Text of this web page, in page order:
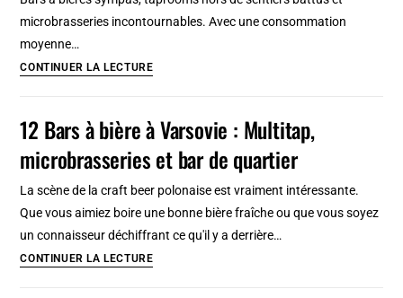
microbrasseries incontournables. Avec une consommation
moyenne…
CONTINUER LA LECTURE5
bars
à
à
Insolites,
12 Bars à bière à Varsovie : Multitap,
microbrasseries et bar de quartier
La scène de la craft beer polonaise est vraiment intéressante.
Que vous aimiez boire une bonne bière fraîche ou que vous soyez
un connaisseur déchiffrant ce qu'il y a derrière…
CONTINUER LA LECTURE12